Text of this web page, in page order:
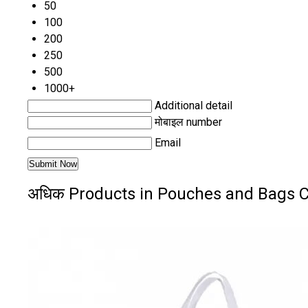
50
100
200
250
500
1000+
Additional detail
मोबाइल number
Email
अधिक Products in Pouches and Bags